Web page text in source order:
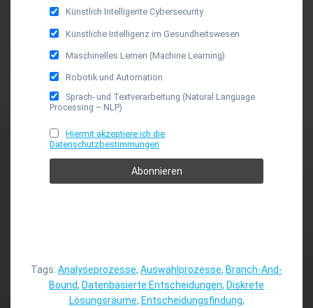
Künstlich Intelligente Cybersecurity
Künstliche Intelligenz im Gesundheitswesen
Maschinelles Lernen (Machine Learning)
Robotik und Automation
Sprach- und Textverarbeitung (Natural Language
Processing – NLP)
Hiermit akzeptiere ich die
Datenschutzbestimmungen
Tags: Analyseprozesse, Auswahlprozesse, Branch-And-
Bound, Datenbasierte Entscheidungen, Diskrete
Lösungsräume, Entscheidungsfindung,